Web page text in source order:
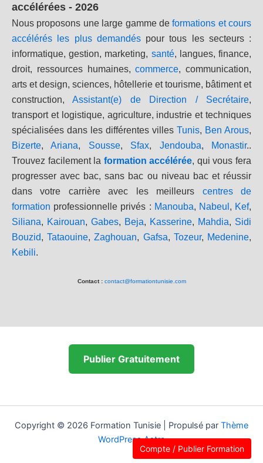
accélérées - 2026
Nous proposons une large gamme deformations et cours
accélérés les plus demandéspour tous les secteurs :
informatique, gestion, marketing, santé, langues, finance,
droit, ressources humaines,commerce, communication,
arts et design, sciences, hôtellerie et tourisme, bâtiment et
construction,Assistant(e) de Direction / Secrétaire,
transport et logistique, agriculture, industrie et techniques
spécialisées dans les différentes villes Tunis, Ben Arous,
Bizerte,Ariana, Sousse, Sfax, Jendouba, Monastir..
Trouvez facilement la formation accélérée, qui vous fera
progresser avec bac, sans bac ou niveau bac et réussir
dans votre carrière avec les meilleurs centres de
formation professionnelle privés : Manouba, Nabeul , Kef,
Siliana, Kairouan, Gabes, Beja, Kasserine, Mahdia, Sidi
Bouzid,Tataouine,Zaghouan, Gafsa, Tozeur, Medenine,
Kebili.
Contact : contact@formationtunisie.com
Publier Gratuitement
Copyright © 2026 Formation Tunisie | Propulsé par Thème
WordPress Astra
Compte / Publier Formation